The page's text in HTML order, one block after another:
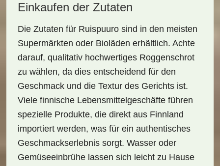
Einkaufen der Zutaten
Die Zutaten für Ruispuurosind in den meisten
Supermärkten oder Bioläden erhältlich. Achte
darauf, qualitativ hochwertiges Roggenschrot
zu wählen, da dies entscheidend für den
Geschmack und die Textur des Gerichts ist.
Viele finnische Lebensmittelgeschäfte führen
spezielle Produkte, die direkt aus Finnland
importiert werden, was für ein authentisches
Geschmackserlebnis sorgt. Wasseroder
Gemüseeinbrühelassen sich leicht zu Hause